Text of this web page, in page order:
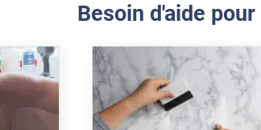
satisfactoria. El envío se retrasó un poco por
remitieron un correo informándome de la
cual se describe en la página web. Todavía
página.
Pour l'instant tout est conforme à mes
l'efficacité du produit. POUR QUE VOUS
Besoin d'aide pour